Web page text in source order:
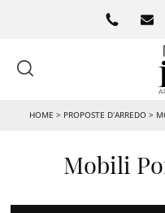
HOME > PROPOSTE D’ARREDO>
Mobili